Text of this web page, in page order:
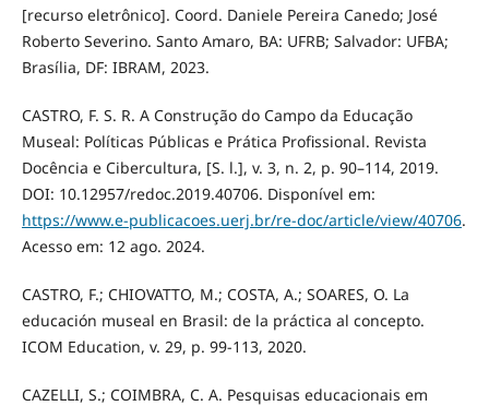
[recurso eletrônico]. Coord. Daniele Pereira Canedo; José
Roberto Severino. Santo Amaro, BA: UFRB; Salvador: UFBA;
Brasília, DF: IBRAM, 2023.
CASTRO, F. S. R. A Construção do Campo da Educação
Museal: Políticas Públicas e Prática Profissional. Revista
Docência e Cibercultura, [S. l.], v. 3, n. 2, p. 90–114, 2019.
DOI: 10.12957/redoc.2019.40706. Disponível em:
https://www.e-publicacoes.uerj.br/re-doc/article/view/40706.
Acesso em: 12 ago. 2024.
CASTRO, F.; CHIOVATTO, M.; COSTA, A.; SOARES, O. La
educación museal en Brasil: de la práctica al concepto.
ICOM Education, v. 29, p. 99-113, 2020.
CAZELLI, S.; COIMBRA, C. A. Pesquisas educacionais em